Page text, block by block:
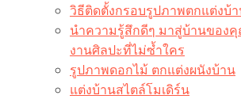
วิธีติดตั้งกรอบรูปภาพตกแต่งบ้
นำความรู้สึกดีๆ มาสู่บ้านของ
งานศิลปะที่ไม่ซ้ำใคร
รูปภาพดอกไม้ ตกแต่งผนังบ้าน
แต่งบ้านสไตล์โมเดิร์น